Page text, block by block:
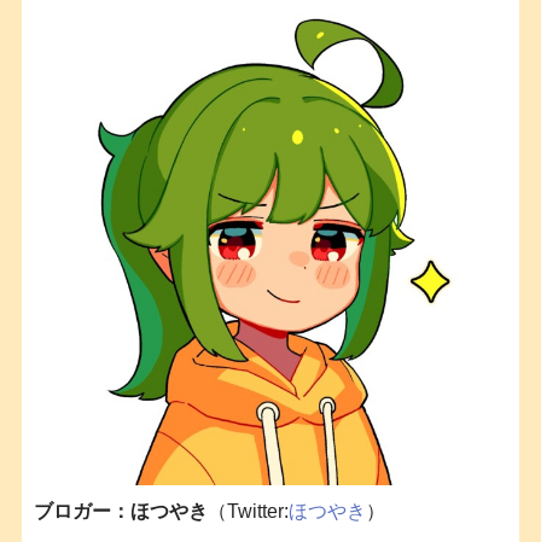
ブロガー：ほつやき （Twitter:ほつやき ）